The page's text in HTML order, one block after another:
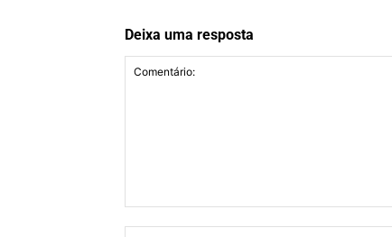
Deixa uma resposta